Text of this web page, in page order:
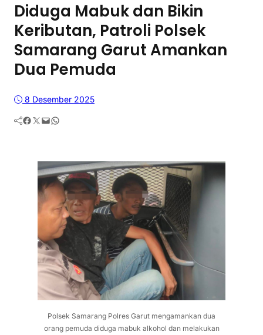
Diduga Mabuk dan Bikin
Keributan, Patroli Polsek
Samarang Garut Amankan
Dua Pemuda
8 Desember 2025
Facebook Twitter Mail WhatsApp
Polsek Samarang Polres Garut mengamankan dua
orang pemuda diduga mabuk alkohol dan melakukan